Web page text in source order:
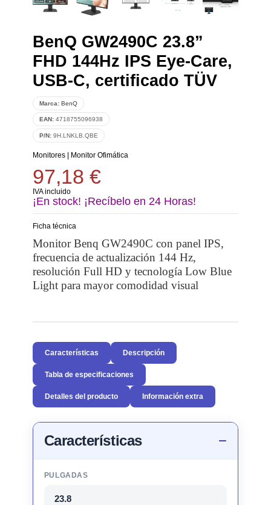
BenQ GW2490C 23.8”
FHD 144Hz IPS Eye-Care,
USB-C, certificado TÜV
Marca: BenQ
EAN: 4718755096938
P/N: 9H.LNKLB.QBE
Monitores| Monitor Ofimática
97,18 €
IVA incluido
¡En stock! ¡Recíbelo en 24 Horas!
Ficha técnica
Monitor Benq GW2490C con panel IPS,
frecuencia de actualización 144 Hz,
resolución Full HD y tecnología Low Blue
Light para mayor comodidad visual
Características Descripción
Tabla de especificaciones
Detalles del producto Información extra
Características
PULGADAS
23.8